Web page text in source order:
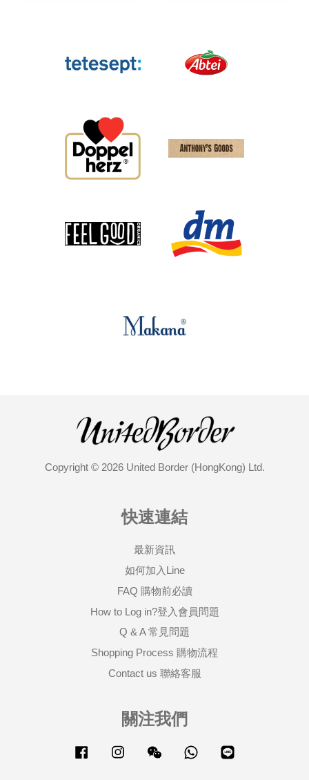
Copyright © 2026 United Border (HongKong) Ltd.
快速連結
最新資訊
如何加入Line
FAQ 購物前必讀
How to Log in?登入會員問題
Q & A 常見問題
Shopping Process 購物流程
Contact us 聯絡客服
關注我們
Facebook Instagram Wechat Whatsapp